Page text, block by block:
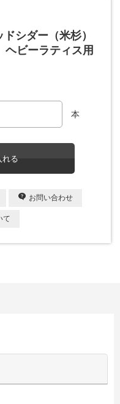
シダー（米杉）
ビーラティス用
本
れる
お問い合わせ
て